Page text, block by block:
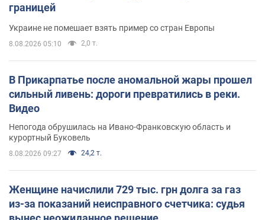
границей
Украине не помешает взять пример со стран Европы
8.08.2026 05:10 2,0 т.
В Прикарпатье после аномальной жары прошел
сильный ливень: дороги превратились в реки.
Видео
Непогода обрушилась на Ивано-Франковскую область и
курортный Буковель
8.08.2026 09:27 24,2 т.
Женщине начислили 729 тыс. грн долга за газ
из-за показаний неисправного счетчика: судья